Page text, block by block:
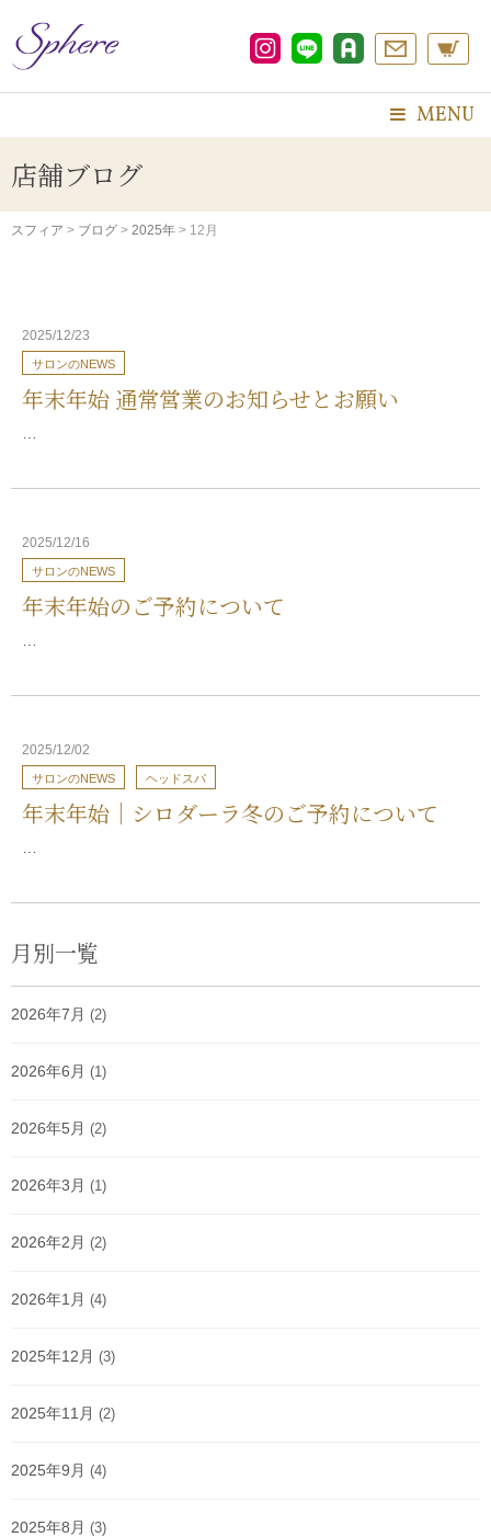
テ
キ
プ
MENU
店舗ブログ
スフィア > ブログ > 2025年 > 12月
2025/12/23
サロンのNEWS
年末年始 通常営業のお知らせとお願い
2025/12/16
サロンのNEWS
年末年始のご予約について
2025/12/02
サロンのNEWS ヘッドスパ
年末年始｜シロダーラ冬のご予約について
月別一覧
2026年7月 (2)
2026年6月 (1)
2026年5月 (2)
2026年3月 (1)
2026年2月 (2)
2026年1月 (4)
2025年12月 (3)
2025年11月 (2)
2025年9月 (4)
2025年8月 (3)